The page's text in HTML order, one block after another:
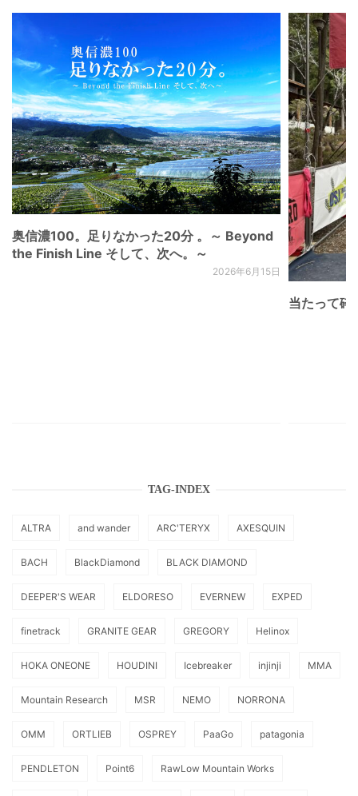
奥信濃100。足りなかった20分 。～ Beyond
the Finish Line そして、次へ。～
2026年6月15日
当たって砕
TAG-INDEX
ALTRA and wander ARC'TERYX AXESQUIN
BACH BlackDiamond BLACK DIAMOND
DEEPER'S WEAR ELDORESO EVERNEW EXPED
finetrack GRANITE GEAR GREGORY Helinox
HOKA ONEONE HOUDINI Icebreaker injinji MMA
Mountain Research MSR NEMO NORRONA
OMM ORTLIEB OSPREY PaaGo patagonia
PENDLETON Point6 RawLow Mountain Works